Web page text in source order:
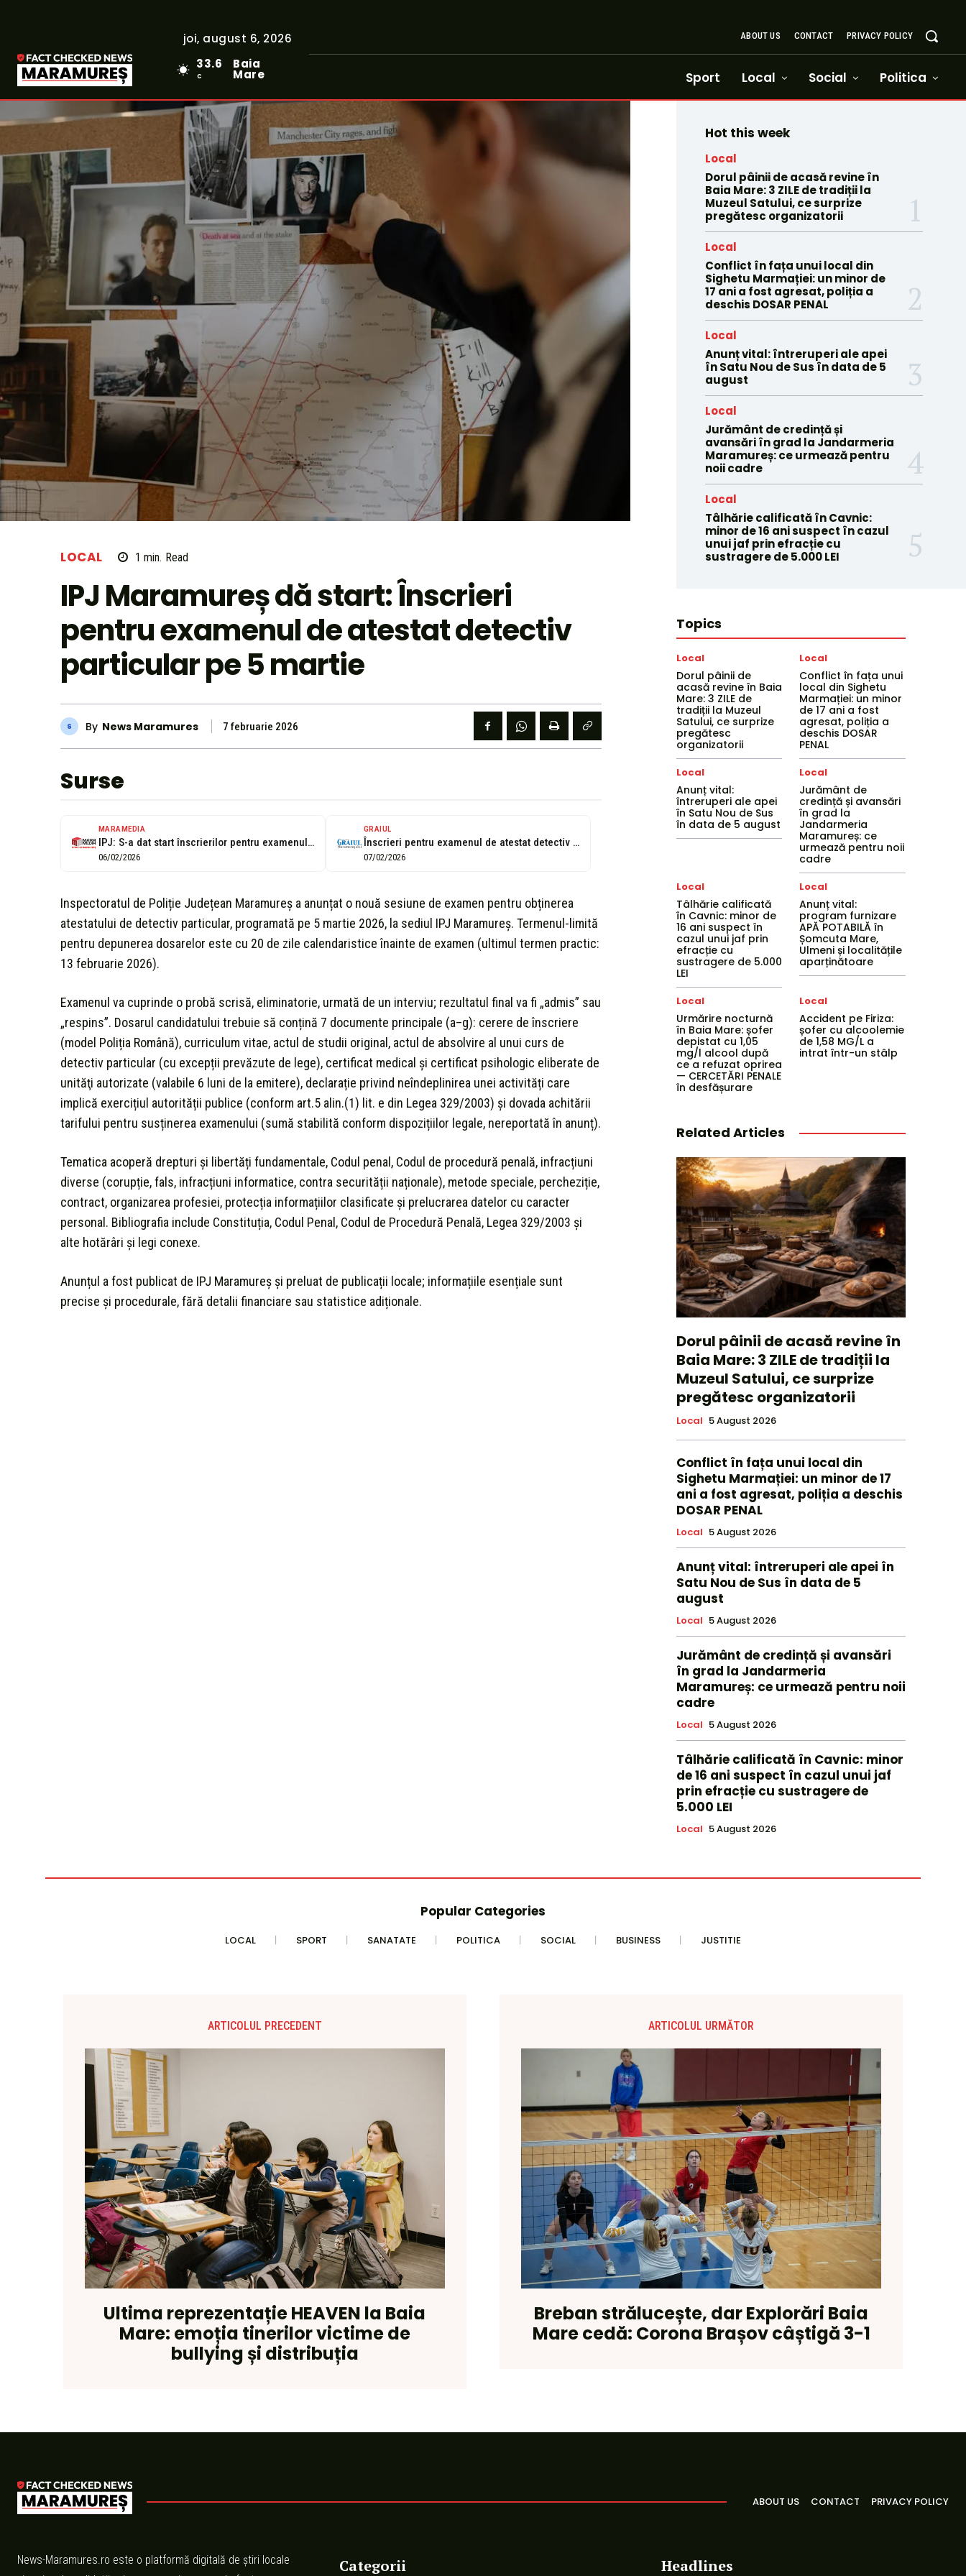
joi, august 6, 2026
33.6
C
Baia
Mare
ABOUT US CONTACT PRIVACY POLICY
Sport Local Social Politica
LOCAL 1 min. Read
IPJ Maramureș dă start: Înscrieri
pentru examenul de atestat detectiv
particular pe 5 martie
By News Maramures 7 februarie 2026
Surse
MARAMEDIA
IPJ: S-a dat start înscrierilor pentru examenul de obținere a atestatului de...
06/02/2026
GRAIUL
Înscrieri pentru examenul de atestat detectiv particular, la IPJ Maramureș
07/02/2026
Inspectoratul de Poliție Județean Maramureș a anunțat o nouă sesiune de examen pentru obținerea
atestatului de detectiv particular, programată pe 5 martie 2026, la sediul IPJ Maramureș. Termenul-limită
pentru depunerea dosarelor este cu 20 de zile calendaristice înainte de examen (ultimul termen practic:
13 februarie 2026).
Examenul va cuprinde o probă scrisă, eliminatorie, urmată de un interviu; rezultatul final va fi „admis” sau
„respins”. Dosarul candidatului trebuie să conțină 7 documente principale (a–g): cerere de înscriere
(model Poliția Română), curriculum vitae, actul de studii original, actul de absolvire al unui curs de
detectiv particular (cu excepții prevăzute de lege), certificat medical şi certificat psihologic eliberate de
unităţi autorizate (valabile 6 luni de la emitere), declarație privind neîndeplinirea unei activități care
implică exercițiul autorității publice (conform art.5 alin.(1) lit. e din Legea 329/2003) şi dovada achitării
tarifului pentru susținerea examenului (sumă stabilită conform dispozițiilor legale, nereportată în anunț).
Tematica acoperă drepturi și libertăți fundamentale, Codul penal, Codul de procedură penală, infracțiuni
diverse (corupție, fals, infracțiuni informatice, contra securității naționale), metode speciale, percheziție,
contract, organizarea profesiei, protecția informațiilor clasificate și prelucrarea datelor cu caracter
personal. Bibliografia include Constituția, Codul Penal, Codul de Procedură Penală, Legea 329/2003 și
alte hotărâri şi legi conexe.
Anunțul a fost publicat de IPJ Maramureș și preluat de publicații locale; informațiile esențiale sunt
precise și procedurale, fără detalii financiare sau statistice adiționale.
Hot this week
Local
Dorul pâinii de acasă revine în
Baia Mare: 3 ZILE de tradiții la
Muzeul Satului, ce surprize
pregătesc organizatorii
Local
Conflict în fața unui local din
Sighetu Marmației: un minor de
17 ani a fost agresat, poliția a
deschis DOSAR PENAL
Local
Anunț vital: întreruperi ale apei
în Satu Nou de Sus în data de 5
august
Local
Jurământ de credință și
avansări în grad la Jandarmeria
Maramureș: ce urmează pentru
noii cadre
Local
Tâlhărie calificată în Cavnic:
minor de 16 ani suspect în cazul
unui jaf prin efracție cu
sustragere de 5.000 LEI
Topics
Local
Dorul pâinii de
acasă revine în Baia
Mare: 3 ZILE de
tradiții la Muzeul
Satului, ce surprize
pregătesc
organizatorii
Local
Conflict în fața unui
local din Sighetu
Marmației: un minor
de 17 ani a fost
agresat, poliția a
deschis DOSAR
PENAL
Local
Anunț vital:
întreruperi ale apei
în Satu Nou de Sus
în data de 5 august
Local
Jurământ de
credință și avansări
în grad la
Jandarmeria
Maramureș: ce
urmează pentru noii
cadre
Local
Tâlhărie calificată
în Cavnic: minor de
16 ani suspect în
cazul unui jaf prin
efracție cu
sustragere de 5.000
LEI
Local
Anunț vital:
program furnizare
APĂ POTABILĂ în
Șomcuta Mare,
Ulmeni și localitățile
aparținătoare
Local
Urmărire nocturnă
în Baia Mare: șofer
depistat cu 1,05
mg/l alcool după
ce a refuzat oprirea
— CERCETĂRI PENALE
în desfășurare
Local
Accident pe Firiza:
șofer cu alcoolemie
de 1,58 MG/L a
intrat într-un stâlp
Related Articles
Dorul pâinii de acasă revine în
Baia Mare: 3 ZILE de tradiții la
Muzeul Satului, ce surprize
pregătesc organizatorii
Local 5 August 2026
Conflict în fața unui local din
Sighetu Marmației: un minor de 17
ani a fost agresat, poliția a deschis
DOSAR PENAL
Local 5 August 2026
Anunț vital: întreruperi ale apei în
Satu Nou de Sus în data de 5
august
Local 5 August 2026
Jurământ de credință și avansări
în grad la Jandarmeria
Maramureș: ce urmează pentru noii
cadre
Local 5 August 2026
Tâlhărie calificată în Cavnic: minor
de 16 ani suspect în cazul unui jaf
prin efracție cu sustragere de
5.000 LEI
Local 5 August 2026
Popular Categories
LOCAL SPORT SANATATE POLITICA SOCIAL BUSINESS JUSTITIE
ARTICOLUL PRECEDENT
Ultima reprezentație HEAVEN la Baia
Mare: emoția tinerilor victime de
bullying și distribuția
ARTICOLUL URMĂTOR
Breban strălucește, dar Explorări Baia
Mare cedă: Corona Brașov câștigă 3-1
ABOUT US CONTACT PRIVACY POLICY
News-Maramures.ro este o platformă digitală de știri locale
Categorii Headlines